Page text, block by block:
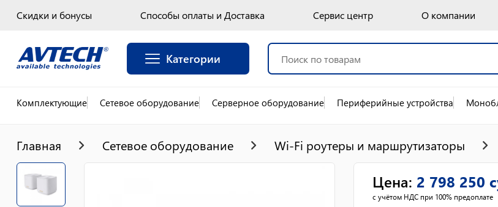
Скидки и бонусы Способы оплаты и Доставка Сервис центр О компании
Категории
Комплектующие Сетевое оборудование Серверное оборудование Периферийные устройства
Главная Сетевое оборудование Wi-Fi роутеры и маршрутизаторы
Цена: 2 798 250
с учётом НДС при 100% предоплате